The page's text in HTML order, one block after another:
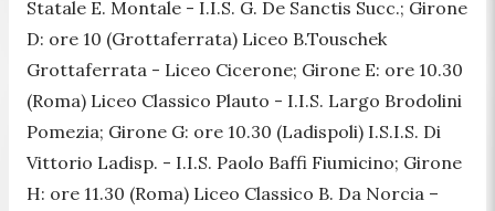
Statale E. Montale - I.I.S. G. De Sanctis Succ.; Girone
D: ore 10 (Grottaferrata) Liceo B.Touschek
Grottaferrata - Liceo Cicerone; Girone E: ore 10.30
(Roma) Liceo Classico Plauto - I.I.S. Largo Brodolini
Pomezia; Girone G: ore 10.30 (Ladispoli) I.S.I.S. Di
Vittorio Ladisp. - I.I.S. Paolo Baffi Fiumicino; Girone
H: ore 11.30 (Roma) Liceo Classico B. Da Norcia –